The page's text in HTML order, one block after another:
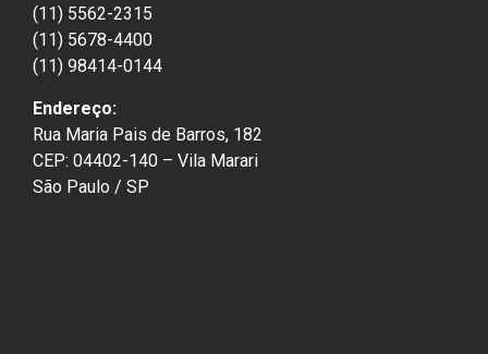
(11) 5562-2315
(11) 5678-4400
(11) 98414-0144
Endereço:
Rua Maria Pais de Barros, 182
CEP: 04402-140 – Vila Marari
São Paulo / SP